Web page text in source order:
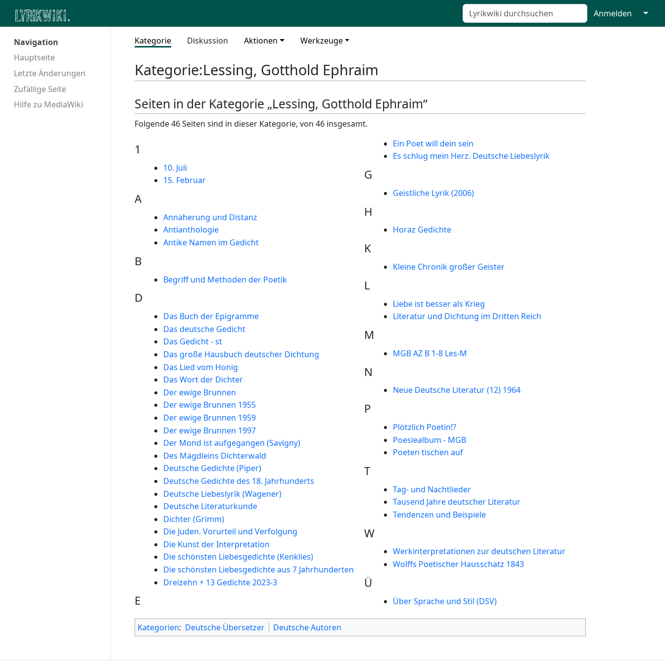
Anmelden ↓
Navigation
Hauptseite
Letzte Änderungen
Zufällige Seite
Hilfe zu MediaWiki
Kategorie Diskussion Aktionen Werkzeuge
Kategorie:Lessing, Gotthold Ephraim
Seiten in der Kategorie „Lessing, Gotthold Ephraim“
Folgende 46 Seiten sind in dieser Kategorie, von 46 insgesamt.
1
10. Juli
15. Februar
A
Annäherung und Distanz
Antianthologie
Antike Namen im Gedicht
B
Begriff und Methoden der Poetik
D
Das Buch der Epigramme
Das deutsche Gedicht
Das Gedicht - st
Das große Hausbuch deutscher Dichtung
Das Lied vom Honig
Das Wort der Dichter
Der ewige Brunnen
Der ewige Brunnen 1955
Der ewige Brunnen 1959
Der ewige Brunnen 1997
Der Mond ist aufgegangen (Savigny)
Des Mägdleins Dichterwald
Deutsche Gedichte (Piper)
Deutsche Gedichte des 18. Jahrhunderts
Deutsche Liebeslyrik (Wagener)
Deutsche Literaturkunde
Dichter (Grimm)
Die Juden. Vorurteil und Verfolgung
Die Kunst der Interpretation
Die schönsten Liebesgedichte (Kenklies)
Die schönsten Liebesgedichte aus 7 Jahrhunderten
Dreizehn + 13 Gedichte 2023-3
E
Ein Poet will dein sein
Es schlug mein Herz. Deutsche Liebeslyrik
G
Geistliche Lyrik (2006)
H
Horaz Gedichte
K
Kleine Chronik großer Geister
L
Liebe ist besser als Krieg
Literatur und Dichtung im Dritten Reich
M
MGB AZ B 1-8 Les-M
N
Neue Deutsche Literatur (12) 1964
P
Plötzlich Poetin!?
Poesiealbum - MGB
Poeten tischen auf
T
Tag- und Nachtlieder
Tausend Jahre deutscher Literatur
Tendenzen und Beispiele
W
Werkinterpretationen zur deutschen Literatur
Wolffs Poetischer Hausschatz 1843
Ü
Über Sprache und Stil (DSV)
Kategorien: Deutsche Übersetzer Deutsche Autoren